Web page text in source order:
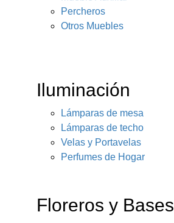
Percheros
Otros Muebles
Iluminación
Lámparas de mesa
Lámparas de techo
Velas y Portavelas
Perfumes de Hogar
Floreros y Bases